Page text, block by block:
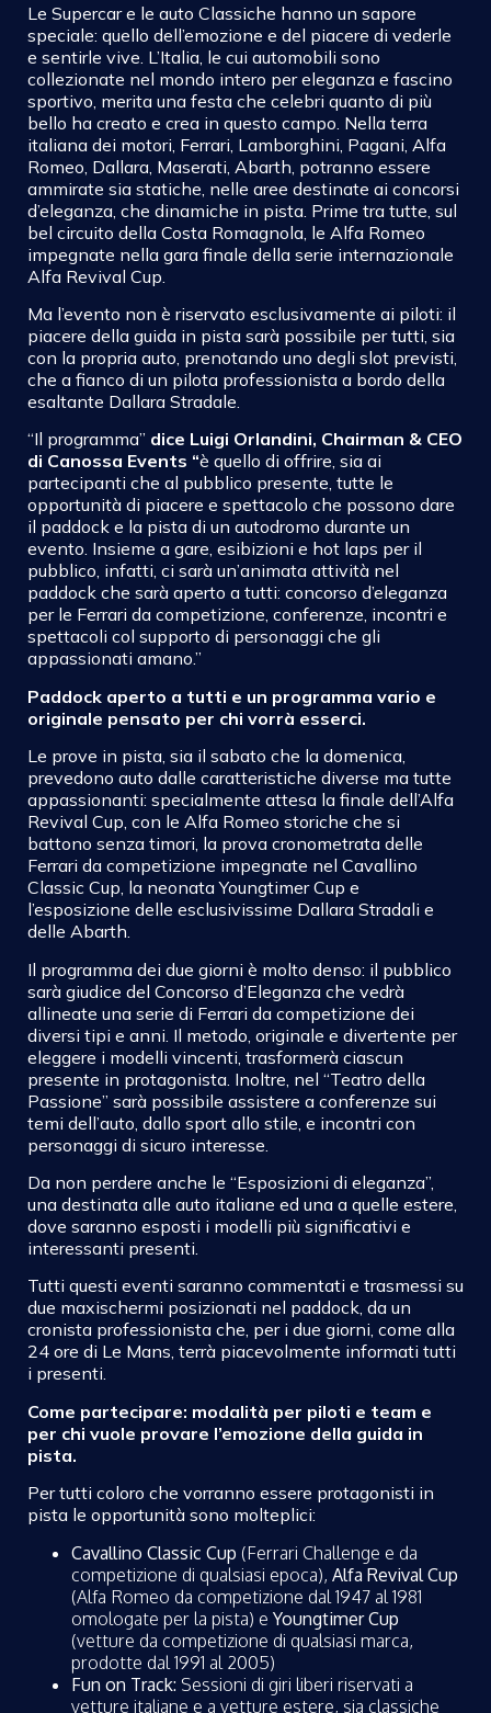
Le Supercar e le auto Classiche hanno un sapore
speciale: quello dell’emozione e del piacere di vederle
e sentirle vive. L’Italia, le cui automobili sono
collezionate nel mondo intero per eleganza e fascino
sportivo, merita una festa che celebri quanto di più
bello ha creato e crea in questo campo. Nella terra
italiana dei motori, Ferrari, Lamborghini, Pagani, Alfa
Romeo, Dallara, Maserati, Abarth, potranno essere
ammirate sia statiche, nelle aree destinate ai concorsi
d’eleganza, che dinamiche in pista. Prime tra tutte, sul
bel circuito della Costa Romagnola, le Alfa Romeo
impegnate nella gara finale della serie internazionale
Alfa Revival Cup.
Ma l’evento non è riservato esclusivamente ai piloti: il
piacere della guida in pista sarà possibile per tutti, sia
con la propria auto, prenotando uno degli slot previsti,
che a fianco di un pilota professionista a bordo della
esaltante Dallara Stradale.
“Il programma” dice Luigi Orlandini, Chairman & CEO
di Canossa Events “è quello di offrire, sia ai
partecipanti che al pubblico presente, tutte le
opportunità di piacere e spettacolo che possono dare
il paddock e la pista di un autodromo durante un
evento. Insieme a gare, esibizioni e hot laps per il
pubblico, infatti, ci sarà un’animata attività nel
paddock che sarà aperto a tutti: concorso d’eleganza
per le Ferrari da competizione, conferenze, incontri e
spettacoli col supporto di personaggi che gli
appassionati amano.”
Paddock aperto a tutti e un programma vario e
originale pensato per chi vorrà esserci.
Le prove in pista, sia il sabato che la domenica,
prevedono auto dalle caratteristiche diverse ma tutte
appassionanti: specialmente attesa la finale dell’Alfa
Revival Cup, con le Alfa Romeo storiche che si
battono senza timori, la prova cronometrata delle
Ferrari da competizione impegnate nel Cavallino
Classic Cup, la neonata Youngtimer Cup e
l’esposizione delle esclusivissime Dallara Stradali e
delle Abarth.
Il programma dei due giorni è molto denso: il pubblico
sarà giudice del Concorso d’Eleganza che vedrà
allineate una serie di Ferrari da competizione dei
diversi tipi e anni. Il metodo, originale e divertente per
eleggere i modelli vincenti, trasformerà ciascun
presente in protagonista. Inoltre, nel “Teatro della
Passione” sarà possibile assistere a conferenze sui
temi dell’auto, dallo sport allo stile, e incontri con
personaggi di sicuro interesse.
Da non perdere anche le “Esposizioni di eleganza”,
una destinata alle auto italiane ed una a quelle estere,
dove saranno esposti i modelli più significativi e
interessanti presenti.
Tutti questi eventi saranno commentati e trasmessi su
due maxischermi posizionati nel paddock, da un
cronista professionista che, per i due giorni, come alla
24 ore di Le Mans, terrà piacevolmente informati tutti
i presenti.
Come partecipare: modalità per piloti e team e
per chi vuole provare l’emozione della guida in
pista.
Per tutti coloro che vorranno essere protagonisti in
pista le opportunità sono molteplici:
Cavallino Classic Cup (Ferrari Challenge e da
competizione di qualsiasi epoca), Alfa Revival Cup
(Alfa Romeo da competizione dal 1947 al 1981
omologate per la pista) e Youngtimer Cup
(vetture da competizione di qualsiasi marca,
prodotte dal 1991 al 2005)
Fun on Track: Sessioni di giri liberi riservati a
vetture italiane e a vetture estere, sia classiche